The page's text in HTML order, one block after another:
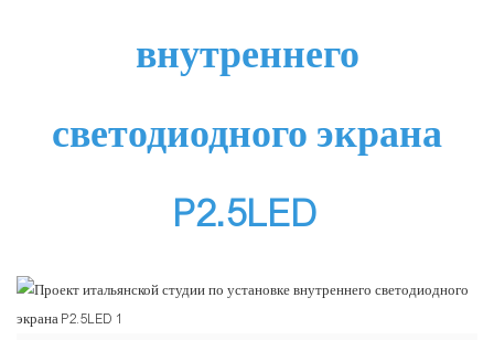
внутреннего
светодиодного экрана
P2.5LED